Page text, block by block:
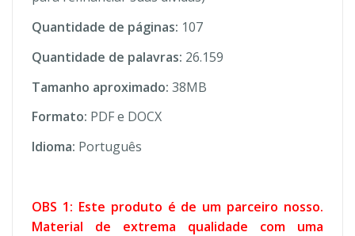
Quantidade de páginas: 107
Quantidade de palavras: 26.159
Tamanho aproximado: 38MB
Formato: PDF e DOCX
Idioma: Português
OBS 1: Este produto é de um parceiro nosso.
Material de extrema qualidade com uma